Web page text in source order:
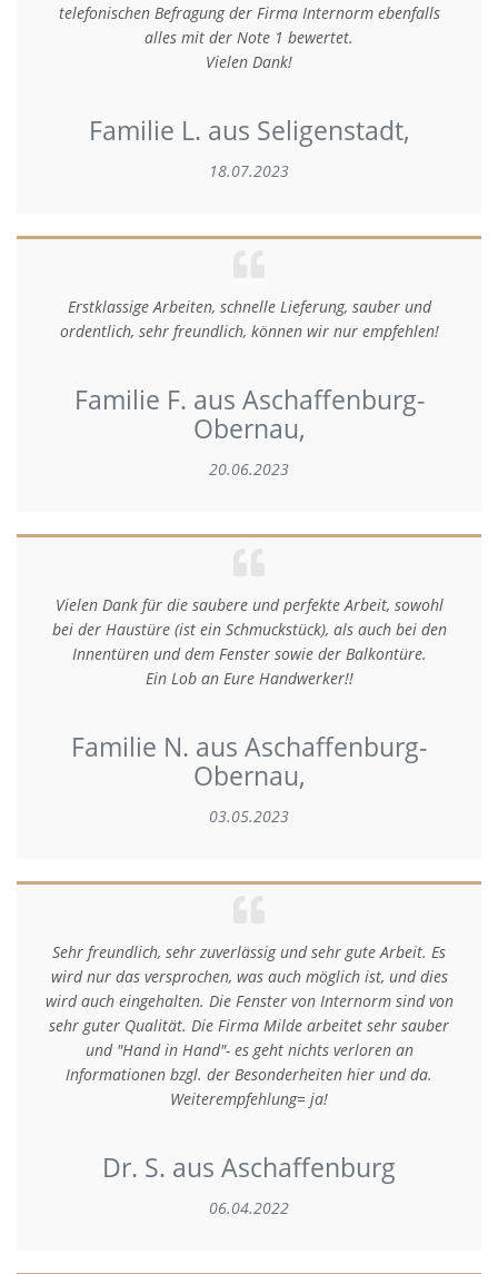
telefonischen Befragung der Firma Internorm ebenfalls
alles mit der Note 1 bewertet.
Vielen Dank!
Familie L. aus Seligenstadt,
18.07.2023
Erstklassige Arbeiten, schnelle Lieferung, sauber und
ordentlich, sehr freundlich, können wir nur empfehlen!
Familie F. aus Aschaffenburg-
Obernau,
20.06.2023
Vielen Dank für die saubere und perfekte Arbeit, sowohl
bei der Haustüre (ist ein Schmuckstück), als auch bei den
Innentüren und dem Fenster sowie der Balkontüre.
Ein Lob an Eure Handwerker!!
Familie N. aus Aschaffenburg-
Obernau,
03.05.2023
Sehr freundlich, sehr zuverlässig und sehr gute Arbeit. Es
wird nur das versprochen, was auch möglich ist, und dies
wird auch eingehalten. Die Fenster von Internorm sind von
sehr guter Qualität. Die Firma Milde arbeitet sehr sauber
und "Hand in Hand"- es geht nichts verloren an
Informationen bzgl. der Besonderheiten hier und da.
Weiterempfehlung= ja!
Dr. S. aus Aschaffenburg
06.04.2022